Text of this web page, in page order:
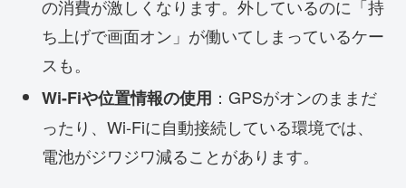
の消費が激しくなります。外しているのに「持
ち上げで画面オン」が働いてしまっているケー
スも。
Wi-Fiや位置情報の使用 ：GPSがオンのままだ
ったり、Wi-Fiに自動接続している環境では、
電池がジワジワ減ることがあります。